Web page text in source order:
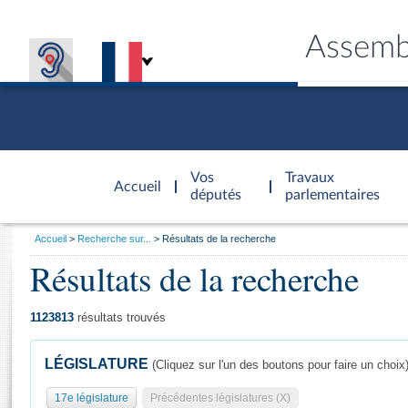
Accueil
d'accueil
Vos
députés
Travaux
parlementaires
Général
Vous
Accueil Recherche sur... Résultats de la recherche
Résultats de la recherche
1123813 résultats trouvés
LÉGISLATURE (Cliquez sur l'un des boutons pour faire un choix)
17e législature Précédentes législatures (X)